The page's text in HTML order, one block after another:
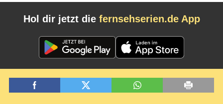
Hol dir jetzt die fernsehserien.de App